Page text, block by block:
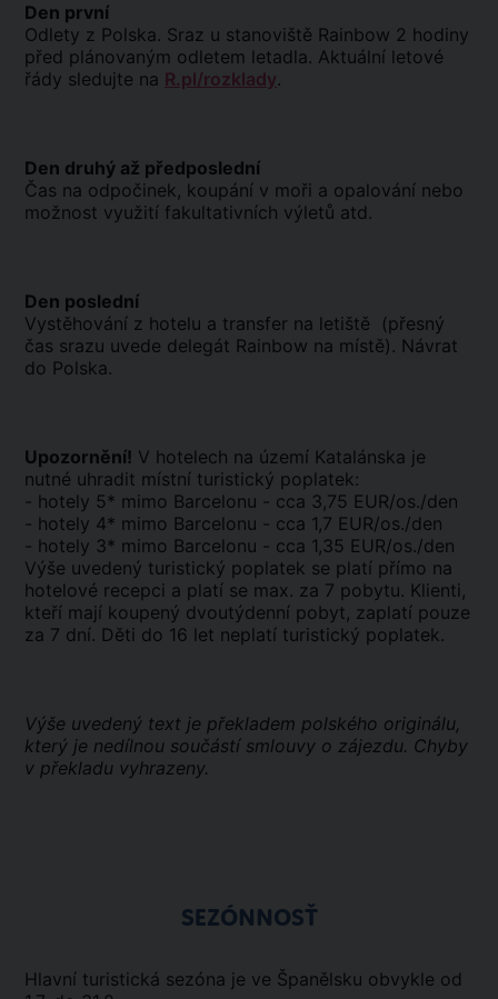
Den první
Odlety z Polska. Sraz u stanoviště Rainbow 2 hodiny
před plánovaným odletem letadla. Aktuální letové
řády sledujte na R.pl/rozklady.
Den druhý až předposlední
Čas na odpočinek, koupání v moři a opalování nebo
možnost využití fakultativních výletů atd.
Den poslední
Vystěhování z hotelu a transfer na letiště (přesný
čas srazu uvede delegát Rainbow na místě). Návrat
do Polska.
Upozornění! V hotelech na území Katalánska je
nutné uhradit místní turistický poplatek:
- hotely 5* mimo Barcelonu - cca 3,75 EUR/os./den
- hotely 4* mimo Barcelonu - cca 1,7 EUR/os./den
- hotely 3* mimo Barcelonu - cca 1,35 EUR/os./den
Výše uvedený turistický poplatek se platí přímo na
hotelové recepci a platí se max. za 7 pobytu. Klienti,
kteří mají koupený dvoutýdenní pobyt, zaplatí pouze
za 7 dní. Děti do 16 let neplatí turistický poplatek.
Výše uvedený text je překladem polského originálu,
který je nedílnou součástí smlouvy o zájezdu. Chyby
v překladu vyhrazeny.
SEZÓNNOSŤ
Hlavní turistická sezóna je ve Španělsku obvykle od